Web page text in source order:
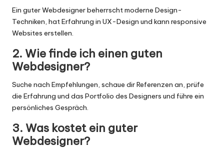
Ein guter Webdesigner beherrscht moderne Design-
Techniken, hat Erfahrung in UX-Design und kann responsive
Websites erstellen.
2. Wie finde ich einen guten
Webdesigner?
Suche nach Empfehlungen, schaue dir Referenzen an, prüfe
die Erfahrung und das Portfolio des Designers und führe ein
persönliches Gespräch.
3. Was kostet ein guter
Webdesigner?